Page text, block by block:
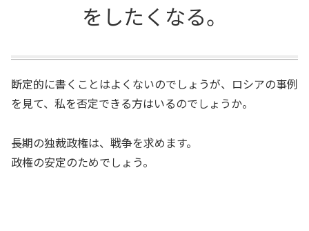
をしたくなる。
断定的に書くことはよくないのでしょうが、ロシアの事例
を見て、私を否定できる方はいるのでしょうか。
長期の独裁政権は、戦争を求めます。
政権の安定のためでしょう。